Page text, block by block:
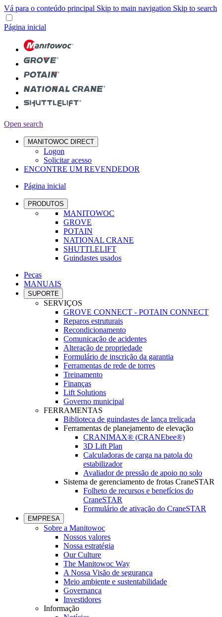
Vá para o conteúdo principal Skip to main navigation Skip to search
Página inicial
Open search
MANITOWOC DIRECT
Logon
Solicitar acesso
ENCONTRE UM REVENDEDOR
Página inicial
PRODUTOS
MANITOWOC
GROVE
POTAIN
NATIONAL CRANE
SHUTTLELIFT
Guindastes usados
Peças
MANUAIS
SUPORTE
SERVIÇOS
GROVE CONNECT - POTAIN CONNECT
Reparos estruturais
Recondicionamento
Comunicação de acidentes
Alteração de propriedade
Formulário de inscrição da garantia
Ferramentas de rede de torres
Treinamento
Finanças
Lift Solutions
Governo municipal
FERRAMENTAS
Biblioteca de guindastes de lança treliçada
Ferramentas de planejamento de elevação
CRANIMAX® (CRANEbee®)
3D Lift Plan
Calculadoras de carga na patola do
estabilizador
Avaliador de pressão de apoio no solo
Sistema de gerenciamento de frotas CraneSTAR
Folheto de recursos e benefícios do
CraneSTAR
Formulário de ativação do CraneSTAR
EMPRESA
Sobre a Manitowoc
Nossos valores
Nossa estratégia
Our Culture
The Manitowoc Way
A Nossa Visão de segurança
Meio ambiente e sustentabilidade
Governança
Investidores
Informação